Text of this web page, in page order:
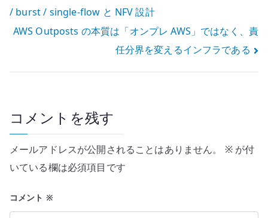
稿
ナ
ビ
ー
シ
ョ
ン
/ burst / single-flow と NFV 設計
AWS Outposts の本質は「オンプレ AWS」ではなく、責
任分界を変えるインフラである
コメントを残す
メールアドレスが公開されることはありません。 ※が付
いている欄は必須項目です
コメント ※